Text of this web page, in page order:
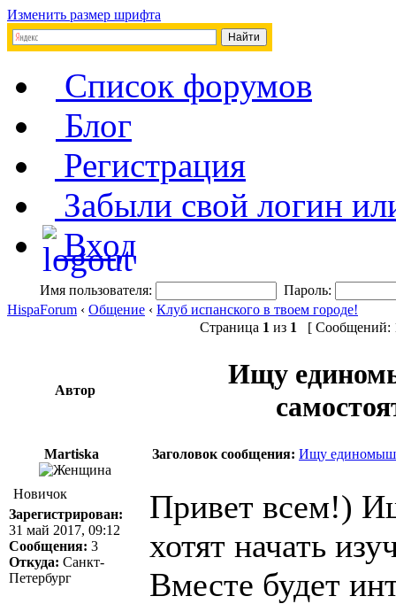
Изменить размер шрифта
Список форумов
Блог
Регистрация
Забыли свой логин
Вход
Имя пользователя:
Пароль:
HispaForum ‹ Общение ‹ Клуб испанского в твоем городе!
Страница 1 из 1 [ Сообщений:
Автор
Ищу
Martiska Заголовок сообщения: Ищу
Новичок
Зарегистрирован:
31 май 2017, 09:12
Сообщения: 3
Откуда: Санкт-
Петербург
Привет всем!)
хотят начать
Вместе будет